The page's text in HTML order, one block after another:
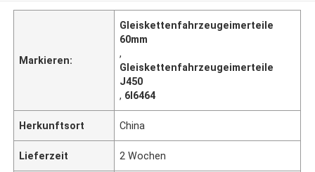
Markieren:
Gleiskettenfahrzeugeimerteile
60mm
,
Gleiskettenfahrzeugeimerteile
J450
, 6I6464
Herkunftsort China
Lieferzeit 2 Wochen